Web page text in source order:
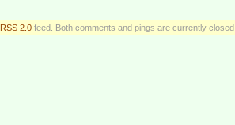
RSS 2.0feed. Both comments and pings are currently closed.